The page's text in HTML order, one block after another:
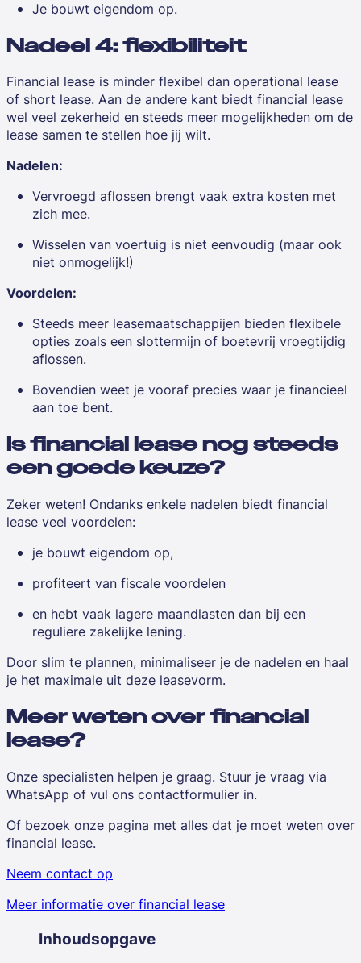
Je bouwt eigendom op.
Nadeel 4: flexibiliteit
Financial lease is minder flexibel dan operational lease
of short lease. Aan de andere kant biedt financial lease
wel veel zekerheid en steeds meer mogelijkheden om de
lease samen te stellen hoe jij wilt.
Nadelen:
Vervroegd aflossen brengt vaak extra kosten met
zich mee.
Wisselen van voertuig is niet eenvoudig (maar ook
niet onmogelijk!)
Voordelen:
Steeds meer leasemaatschappijen bieden flexibele
opties zoals een slottermijn of boetevrij vroegtijdig
aflossen.
Bovendien weet je vooraf precies waar je financieel
aan toe bent.
Is financial lease nog steeds
een goede keuze?
Zeker weten! Ondanks enkele nadelen biedt financial
lease veel voordelen:
je bouwt eigendom op,
profiteert van fiscale voordelen
en hebt vaak lagere maandlasten dan bij een
reguliere zakelijke lening.
Door slim te plannen, minimaliseer je de nadelen en haal
je het maximale uit deze leasevorm.
Meer weten over financial
lease?
Onze specialisten helpen je graag. Stuur je vraag via
WhatsApp of vul ons contactformulier in.
Of bezoek onze pagina met alles dat je moet weten over
financial lease.
Neem contact op
Meer informatie over financial lease
Inhoudsopgave